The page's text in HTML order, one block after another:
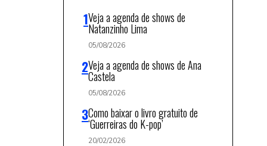
Veja a agenda de shows de
Natanzinho Lima
05/08/2026
Veja a agenda de shows de Ana
Castela
05/08/2026
Como baixar o livro gratuito de
‘Guerreiras do K-pop’
20/02/2026